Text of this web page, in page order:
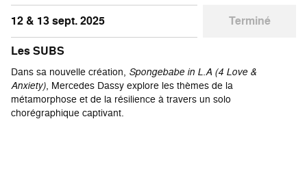
12 & 13 sept. 2025
Terminé
Les SUBS
Dans sa nouvelle création, Spongebabe in L.A (4 Love &
Anxiety), Mercedes Dassy explore les thèmes de la
métamorphose et de la résilience à travers un solo
chorégraphique captivant.